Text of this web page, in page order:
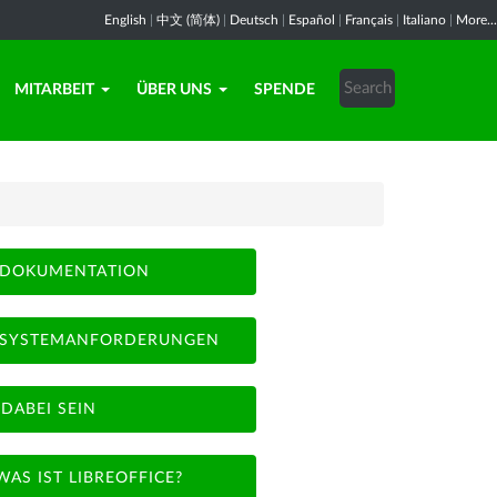
English 中文 (简体) Deutsch Español Français Italiano More...
MITARBEIT ÜBER UNS SPENDE
DOKUMENTATION
SYSTEMANFORDERUNGEN
DABEI SEIN
IST LIBREOFFICE?